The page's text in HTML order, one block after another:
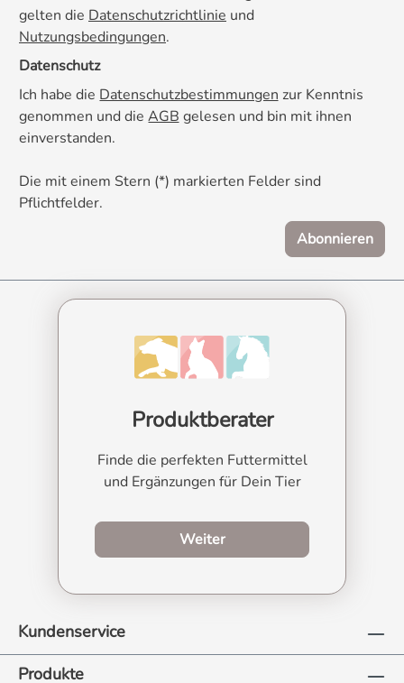
gelten die Datenschutzrichtlinie und
Nutzungsbedingungen.
Datenschutz
Ich habe die Datenschutzbestimmungen zur Kenntnis
genommen und die AGB gelesen und bin mit ihnen
einverstanden.
Die mit einem Stern (*) markierten Felder sind
Pflichtfelder.
Abonnieren
Produktberater
Finde die perfekten Futtermittel
und Ergänzungen für Dein Tier
Weiterzum Produktberater
Kundenservice
Produkte